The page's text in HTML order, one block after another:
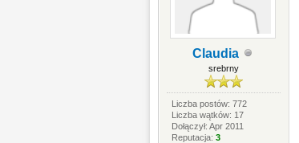
Claudia
srebrny
Liczba postów: 772
Liczba wątków: 17
Dołączył: Apr 2011
Reputacja:3